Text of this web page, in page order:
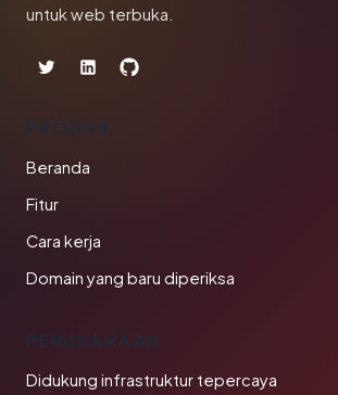
untuk web terbuka.
PRODUK
Beranda
Fitur
Cara kerja
Domain yang baru diperiksa
PERUSAHAAN
Didukung infrastruktur tepercaya